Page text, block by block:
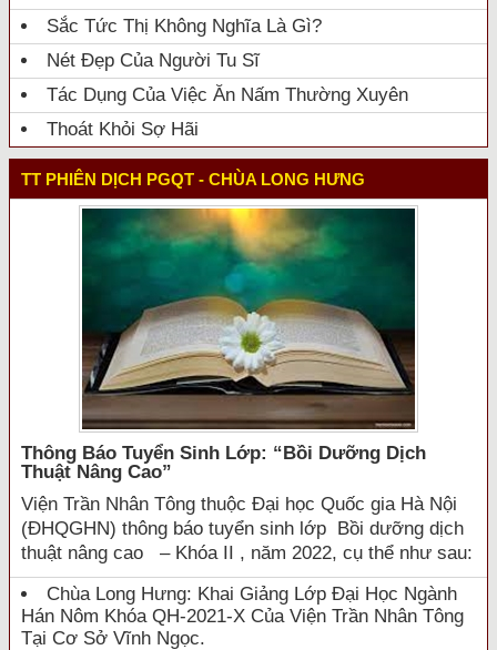
Sắc Tức Thị Không Nghĩa Là Gì?
Nét Đẹp Của Người Tu Sĩ
Tác Dụng Của Việc Ăn Nấm Thường Xuyên
Thoát Khỏi Sợ Hãi
TT PHIÊN DỊCH PGQT - CHÙA LONG HƯNG
Thông Báo Tuyển Sinh Lớp: “bồi Dưỡng Dịch
Thuật Nâng Cao”
Viện Trần Nhân Tông thuộc Đại học Quốc gia Hà Nội
(ĐHQGHN) thông báo tuyển sinh lớp Bồi dưỡng dịch
thuật nâng cao – Khóa II , năm 2022, cụ thể như sau:
Chùa Long Hưng: Khai Giảng Lớp Đại Học Ngành
Hán Nôm Khóa QH-2021-X Của Viện Trần Nhân Tông
Tại Cơ Sở Vĩnh Ngọc.